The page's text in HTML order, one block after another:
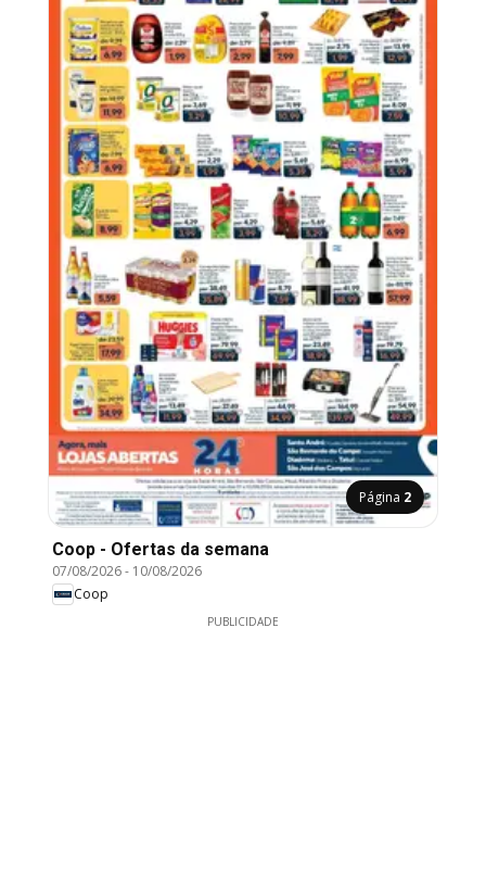
Página 2
Coop - Ofertas da semana
07/08/2026- 10/08/2026
Coop
PUBLICIDADE